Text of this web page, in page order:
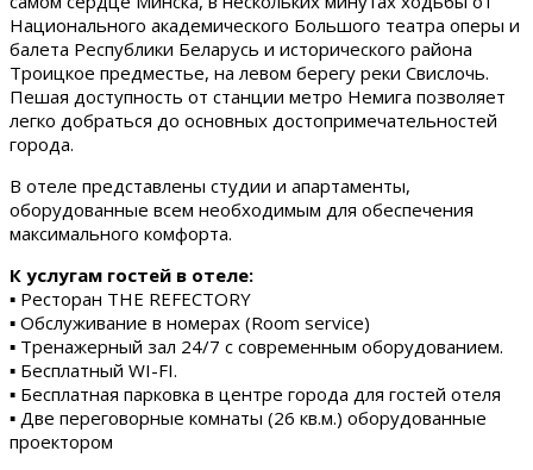
Национального академического Большого театра оперы и
балета Республики Беларусь и исторического района
Троицкое предместье, на левом берегу реки Свислочь.
Пешая доступность от станции метро Немига позволяет
легко добраться до основных достопримечательностей
города.
В отеле представлены студии и апартаменты,
оборудованные всем необходимым для обеспечения
максимального комфорта.
К услугам гостей в отеле:
▪ Ресторан THE REFECTORY
▪ Обслуживание в номерах (Room service)
▪ Тренажерный зал 24/7 с современным оборудованием.
▪ Бесплатный WI-FI.
▪ Бесплатная парковка в центре города для гостей отеля
▪ Две переговорные комнаты (26 кв.м.) оборудованные
проектором